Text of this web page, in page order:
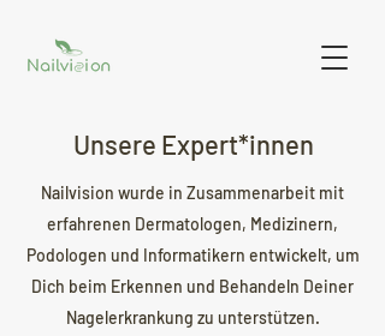
Unsere Expert*innen
Nailvision wurde in Zusammenarbeit mit
erfahrenen Dermatologen, Medizinern,
Podologen und Informatikern entwickelt, um
Dich beim Erkennen und Behandeln Deiner
Nagelerkrankung zu unterstützen.